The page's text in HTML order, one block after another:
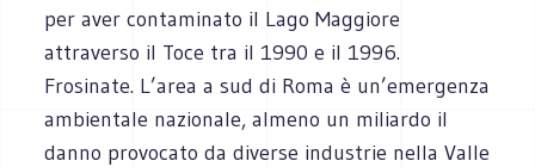
per aver contaminato il Lago Maggiore
attraverso il Toce tra il 1990 e il 1996.
Frosinate. L’area a sud di Roma è un’emergenza
ambientale nazionale, almeno un miliardo il
danno provocato da diverse industrie nella Valle